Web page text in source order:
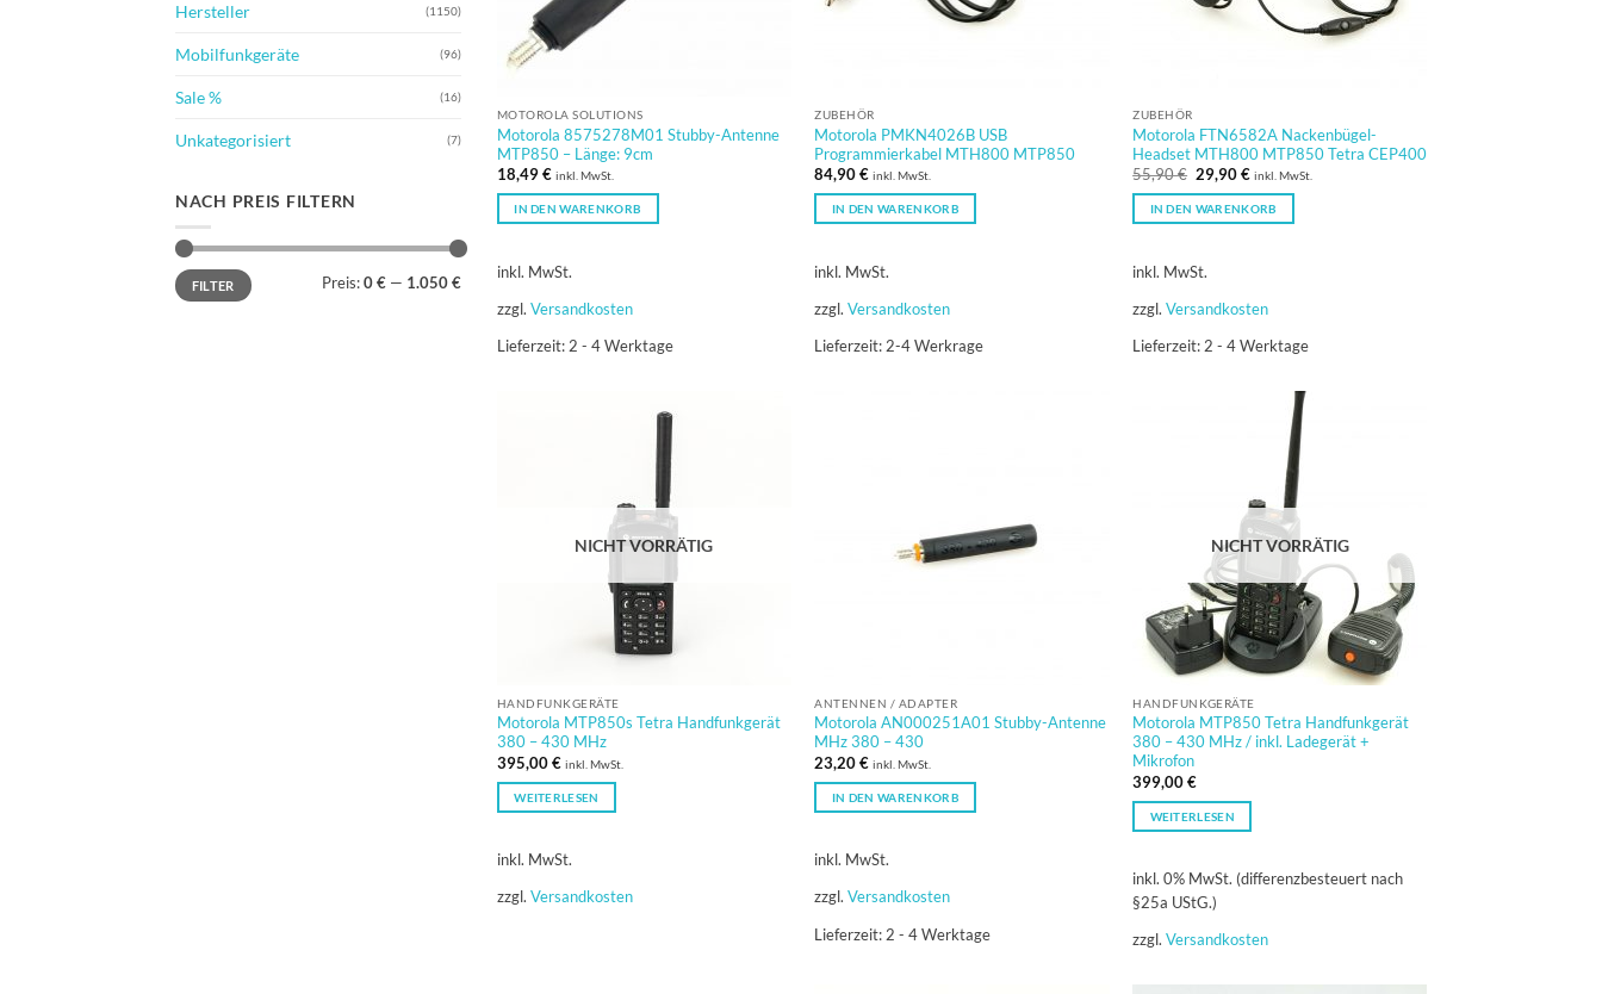
Hersteller (1150)
Mobilfunkgeräte (96)
Sale % (16)
Unkategorisiert (7)
NACH PREIS FILTERN
Min.
Preis
Max.
PreisFILTER Preis: 0 € — 1.050 €
MOTOROLA SOLUTIONS
Motorola 8575278M01 Stubby-Antenne
MTP850 – Länge: 9cm
18,49€ inkl. MwSt.
IN DEN WARENKORB
inkl. MwSt.
zzgl. Versandkosten
Lieferzeit: 2 - 4 Werktage
ZUBEHÖR
Motorola PMKN4026B USB
Programmierkabel MTH800 MTP850
84,90€ inkl. MwSt.
IN DEN WARENKORB
inkl. MwSt.
zzgl.Versandkosten
Lieferzeit: 2-4 Werkrage
ZUBEHÖR
Motorola FTN6582A Nackenbügel-
Headset MTH800 MTP850 Tetra CEP400
55,90€ Ursprünglicher
Preis
war:
55,90 €
29,90€Aktueller
ist:
29,90 €.
inkl. MwSt.
IN DEN WARENKORB
inkl. MwSt.
zzgl.Versandkosten
Lieferzeit: 2 - 4 Werktage
NICHT VORRÄTIG
HANDFUNKGERÄTE
Motorola MTP850s Tetra Handfunkgerät
380 – 430 MHz
395,00€ inkl. MwSt.
WEITERLESEN
inkl. MwSt.
zzgl. Versandkosten
ANTENNEN / ADAPTER
Motorola AN000251A01 Stubby-Antenne
MHz 380 – 430
23,20€ inkl. MwSt.
IN DEN WARENKORB
inkl. MwSt.
zzgl.Versandkosten
Lieferzeit: 2 - 4 Werktage
NICHT VORRÄTIG
HANDFUNKGERÄTE
Motorola MTP850 Tetra Handfunkgerät
380 – 430 MHz / inkl. Ladegerät +
Mikrofon
399,00€
WEITERLESEN
inkl. 0% MwSt. (differenzbesteuert nach
§25a UStG.)
zzgl.Versandkosten